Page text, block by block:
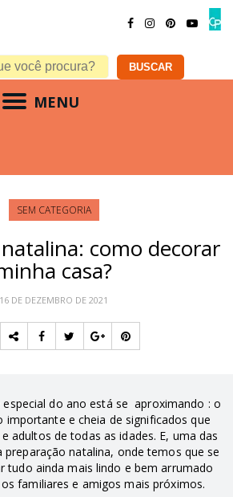
MENU
SEM CATEGORIA
como decorar
casa?
16 DE DEZEMBRO DE 2021
do ano está se aproximando : o
importante e cheia de significados que
adultos de todas as idades. E, uma das
preparação natalina, onde temos que se
tudo ainda mais lindo e bem arrumado
familiares e amigos mais próximos.